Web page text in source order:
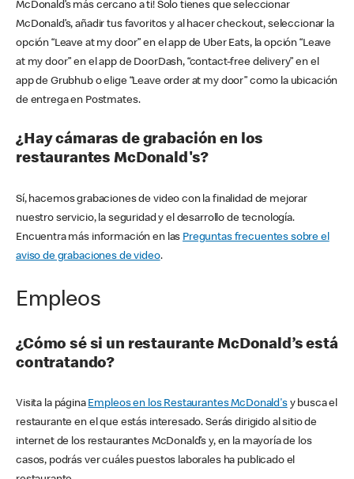
McDonald’s más cercano a ti! Solo tienes que seleccionar
McDonald’s, añadir tus favoritos y al hacer checkout, seleccionar la
opción “Leave at my door” en el app de Uber Eats, la opción “Leave
at my door” en el app de DoorDash, “contact-free delivery” en el
app de Grubhub o elige “Leave order at my door” como la ubicación
de entrega en Postmates.
¿Hay cámaras de grabación en los
restaurantes McDonald's?
Sí, hacemos grabaciones de video con la finalidad de mejorar
nuestro servicio, la seguridad y el desarrollo de tecnología.
Encuentra más información en las Preguntas frecuentes sobre el
aviso de grabaciones de video.
Empleos
¿Cómo sé si un restaurante McDonald’s está
contratando?
Visita la página Empleos en los Restaurantes McDonald'sy busca el
restaurante en el que estás interesado. Serás dirigido al sitio de
internet de los restaurantes McDonald’s y, en la mayoría de los
casos, podrás ver cuáles puestos laborales ha publicado el